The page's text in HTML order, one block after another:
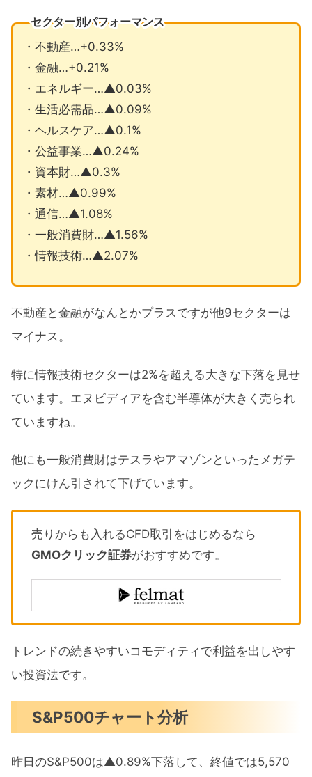
セクター別パフォーマンス
・不動産…+0.33%
・金融…+0.21%
・エネルギー…▲0.03%
・生活必需品…▲0.09%
・ヘルスケア…▲0.1%
・公益事業…▲0.24%
・資本財…▲0.3%
・素材…▲0.99%
・通信…▲1.08%
・一般消費財…▲1.56%
・情報技術…▲2.07%
不動産と金融がなんとかプラスですが他9セクターは
マイナス。
特に情報技術セクターは2%を超える大きな下落を見せ
ています。エヌビディアを含む半導体が大きく売られ
ていますね。
他にも一般消費財はテスラやアマゾンといったメガテ
ックにけん引されて下げています。
売りからも入れるCFD取引をはじめるなら
GMOクリック証券がおすすめです。
トレンドの続きやすいコモディティで利益を出しやす
い投資法です。
S&P500チャート分析
昨日のS&P500は▲0.89%下落して、終値では5,570